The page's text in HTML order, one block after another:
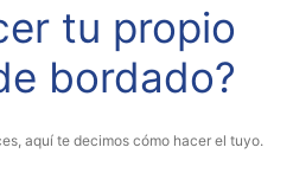
tu propio
bordado?
aquí te decimos cómo hacer el tuyo.